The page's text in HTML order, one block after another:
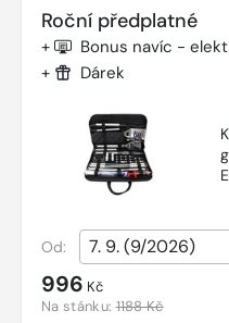
Roční předplatné
+ Bonus navíc -
+ Dárek
Od:
996 Kč
Na stánku:1188 Kč